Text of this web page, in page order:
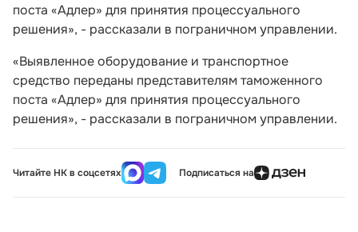
поста «Адлер» для принятия процессуального
решения», - рассказали в пограничном управлении.
«Выявленное оборудование и транспортное
средство переданы представителям таможенного
поста «Адлер» для принятия процессуального
решения», - рассказали в пограничном управлении.
Читайте НК в соцсетях Подписаться на